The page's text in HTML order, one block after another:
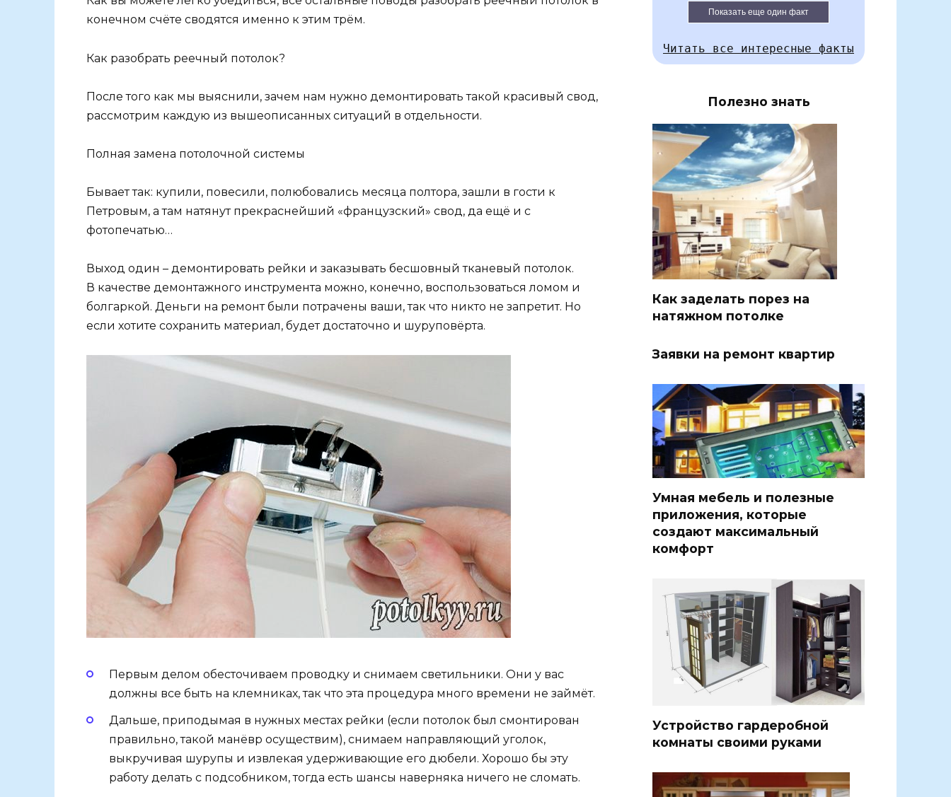
конечном счёте сводятся именно к этим трём.
Как разобрать реечный потолок?
После того как мы выяснили, зачем нам нужно демонтировать такой красивый свод,
рассмотрим каждую из вышеописанных ситуаций в отдельности.
Полная замена потолочной системы
Бывает так: купили, повесили, полюбовались месяца полтора, зашли в гости к
Петровым, а там натянут прекраснейший «французский» свод, да ещё и с
фотопечатью…
Выход один – демонтировать рейки и заказывать бесшовный тканевый потолок.
В качестве демонтажного инструмента можно, конечно, воспользоваться ломом и
болгаркой. Деньги на ремонт были потрачены ваши, так что никто не запретит. Но
если хотите сохранить материал, будет достаточно и шуруповёрта.
Первым делом обесточиваем проводку и снимаем светильники. Они у вас
должны все быть на клемниках, так что эта процедура много времени не займёт.
Дальше, приподымая в нужных местах рейки (если потолок был смонтирован
правильно, такой манёвр осуществим), снимаем направляющий уголок,
выкручивая шурупы и извлекая удерживающие его дюбели. Хорошо бы эту
работу делать с подсобником, тогда есть шансы наверняка ничего не сломать.
Показать еще один факт
Читать все интересные факты
Полезно знать
Как заделать порез на
натяжном потолке
Заявки на ремонт квартир
Умная мебель и полезные
приложения, которые
создают максимальный
комфорт
Устройство гардеробной
комнаты своими руками